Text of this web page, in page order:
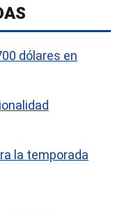
dólares en
la temporada